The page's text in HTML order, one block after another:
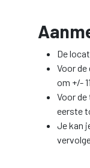
De
Voor
om +/-
Voor
eerste
Je kan